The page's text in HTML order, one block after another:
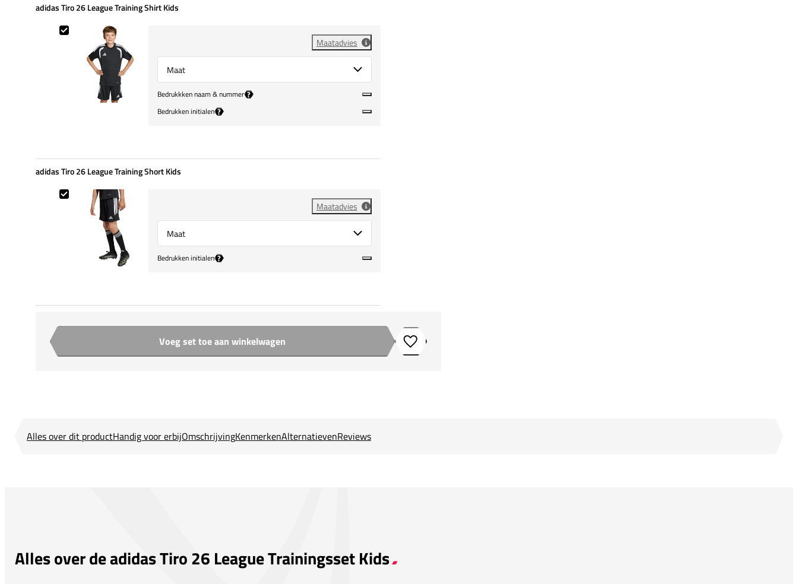
adidas Tiro 26 League Training Shirt Kids
Maatadvies
Bedrukkken naam & nummer ?
Bedrukken initialen ?
adidas Tiro 26 League Training Shirt Kids
adidas Tiro 26 League Training Short Kids
Maatadvies
Bedrukken initialen ?
adidas Tiro 26 League Training Short Kids
Aantal Voeg set toe aan winkelwagen Toevoegen aan verlanglijstje
Alles over dit productHandig voor erbijOmschrijvingKenmerkenAlternatievenReviews
Alles over de adidas Tiro 26 League Trainingsset Kids